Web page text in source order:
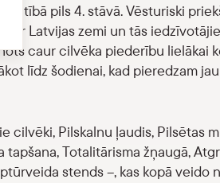
pils 4. stāvā. Vēsturiski
Latvijas zemi un tās
caur cilvēka piederību lielākai
līdz šodienai, kad pieredzam
cilvēki, Pilskalnu ļaudis, Pilsētas
Totalitārisma žņaugā,
stends –, kas kopā veido